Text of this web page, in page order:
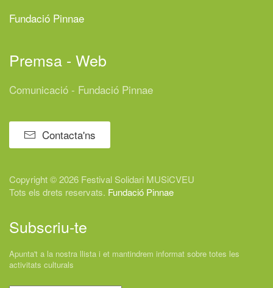
Fundació Pinnae
Premsa - Web
Comunicació - Fundació Pinnae
Contacta'ns
Copyright © 2026 Festival Solidari MUSiCVEU
Tots els drets reservats. Fundació Pinnae
Subscriu-te
Apunta't a la nostra llista i et mantindrem informat sobre totes les
activitats culturals